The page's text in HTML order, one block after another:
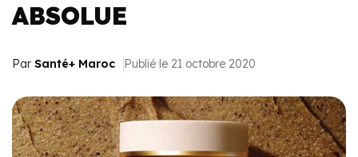
ABSOLUE
Par Santé+ Maroc Publié le 21 octobre 2020